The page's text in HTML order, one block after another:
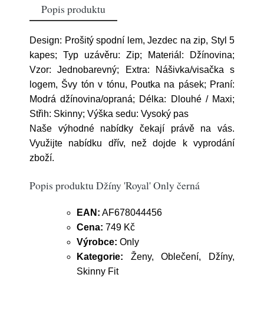
Popis produktu
Design: Prošitý spodní lem, Jezdec na zip, Styl 5
kapes; Typ uzávěru: Zip; Materiál: Džínovina;
Vzor: Jednobarevný; Extra: Nášivka/visačka s
logem, Švy tón v tónu, Poutka na pásek; Praní:
Modrá džínovina/opraná; Délka: Dlouhé / Maxi;
Střih: Skinny; Výška sedu: Vysoký pas
Naše výhodné nabídky čekají právě na vás.
Využijte nabídku dřív, než dojde k vyprodání
zboží.
Popis produktu Džíny 'Royal' Only černá
EAN: AF678044456
Cena: 749 Kč
Výrobce: Only
Kategorie: Ženy, Oblečení, Džíny,
Skinny Fit